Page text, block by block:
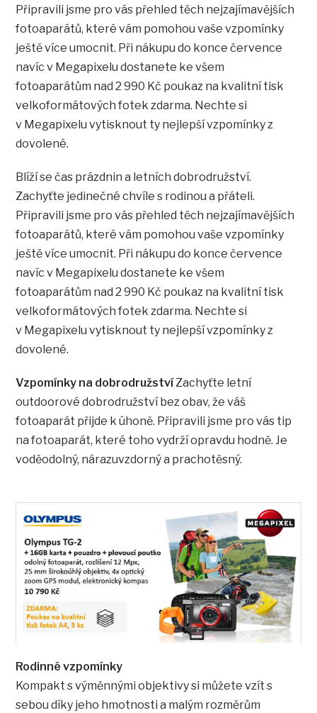
Připravili jsme pro vás přehled těch nejzajímavějších
fotoaparátů, které vám pomohou vaše vzpomínky
ještě více umocnit. Při nákupu do konce července
navíc v Megapixelu dostanete ke všem
fotoaparátům nad 2 990 Kč poukaz na kvalitní tisk
velkoformátových fotek zdarma. Nechte si
v Megapixelu vytisknout ty nejlepší vzpomínky z
dovolené.
Blíží se čas prázdnin a letních dobrodružství.
Zachyťte jedinečné chvíle s rodinou a přáteli.
Připravili jsme pro vás přehled těch nejzajímavějších
fotoaparátů, které vám pomohou vaše vzpomínky
ještě více umocnit. Při nákupu do konce července
navíc v Megapixelu dostanete ke všem
fotoaparátům nad 2 990 Kč poukaz na kvalitní tisk
velkoformátových fotek zdarma. Nechte si
v Megapixelu vytisknout ty nejlepší vzpomínky z
dovolené.
Vzpomínky na dobrodružstvíZachyťte letní
outdoorové dobrodružství bez obav, že váš
fotoaparát přijde k úhoně. Připravili jsme pro vás tip
na fotoaparát, které toho vydrží opravdu hodně. Je
voděodolný, nárazuvzdorný a prachotěsný.
Rodinné vzpomínky
Kompakt s výměnnými objektivy si můžete vzít s
sebou díky jeho hmotnosti a malým rozměrům